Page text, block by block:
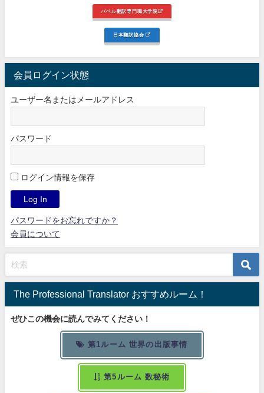
バベル翻訳専門職大学院
日本翻訳協会
会員ログイン状態
ユーザー名またはメールアドレス
パスワード
ログイン情報を保存
パスワードをお忘れですか？
会員について
The Professional Translator おすすめルーム！
ぜひこの機会に読んでみてください！
第1ルーム 世界の出版事情
第5ルーム 数秘術